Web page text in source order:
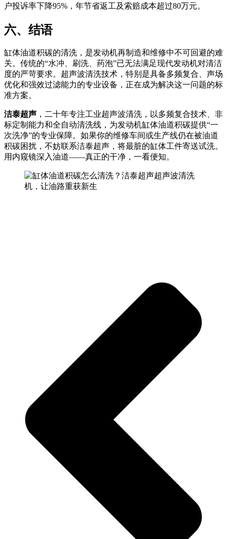
户投诉率下降95%，年节省返工及索赔成本超过80万元。
六、结语
缸体油道积碳的清洗，是发动机再制造和维修中不可回避的难
关。传统的“水冲、刷洗、药泡”已无法满足现代发动机对清洁
度的严苛要求。超声波清洗技术，特别是具备多频复合、声场
优化和强效过滤能力的专业设备，正在成为解决这一问题的标
准方案。
洁泰超声 ，二十年专注工业超声波清洗，以多频复合技术、非
标定制能力和全自动清洗线，为发动机缸体油道积碳提供“一
次洗净”的专业保障。如果你的维修车间或生产线仍在被油道
积碳困扰，不妨联系洁泰超声，将最脏的缸体工件寄送试洗。
用内窥镜深入油道——真正的干净，一看便知。